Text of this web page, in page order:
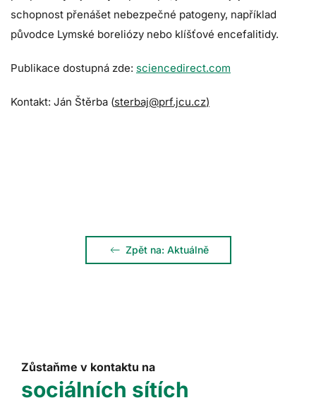
schopnost přenášet nebezpečné patogeny, například
původce Lymské boreliózy nebo klíšťové encefalitidy.
Publikace dostupná zde: sciencedirect.com
Kontakt: Ján Štěrba (sterbaj@prf.jcu.cz)
Zpět na: Aktuálně
Zůstaňme v kontaktu na
sociálních sítích